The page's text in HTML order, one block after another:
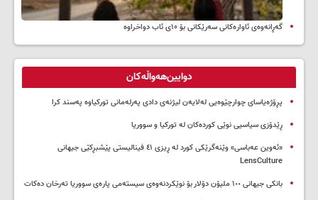
گەڕانەوەی ئاوارەکانی سەرێکانی بۆ ۱۰ی ئاب دواخراوە
دوایین‌هەواڵەکان
پڕۆژەیاسای چوارچێوەیی لەلایەن لیژنەی دادی پەرلەمانی تورکیاوە پەسند کرا
ڕێدۆزی سیاسیی نوێی کوردەکان لە تورکیا و سووریا
«ئەوین عەباسی» وێنەگرێکی کورد لە ڕیزی ٤١ فینالیستی پێشبڕکێی جیهانی
LensCulture
بانکی جیهانی ١٠٠ ملیۆن دۆلار بۆ نوێکردنەوەی سیستەمی پارەی سووریا تەرخان دەکات